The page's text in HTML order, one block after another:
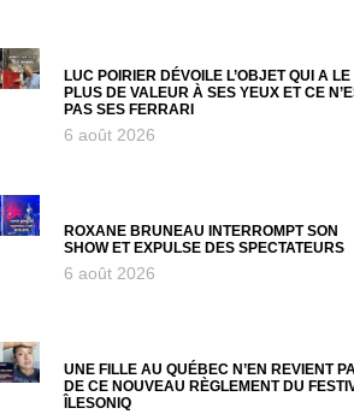
LUC POIRIER DÉVOILE L’OBJET QUI A LE
PLUS DE VALEUR À SES YEUX ET CE
PAS SES FERRARI
6 août 2026
ROXANE BRUNEAU INTERROMPT SON
SHOW ET EXPULSE DES SPECTATEURS
6 août 2026
UNE FILLE AU QUÉBEC N’EN REVIENT
DE CE NOUVEAU RÈGLEMENT DU
ÎLESONIQ